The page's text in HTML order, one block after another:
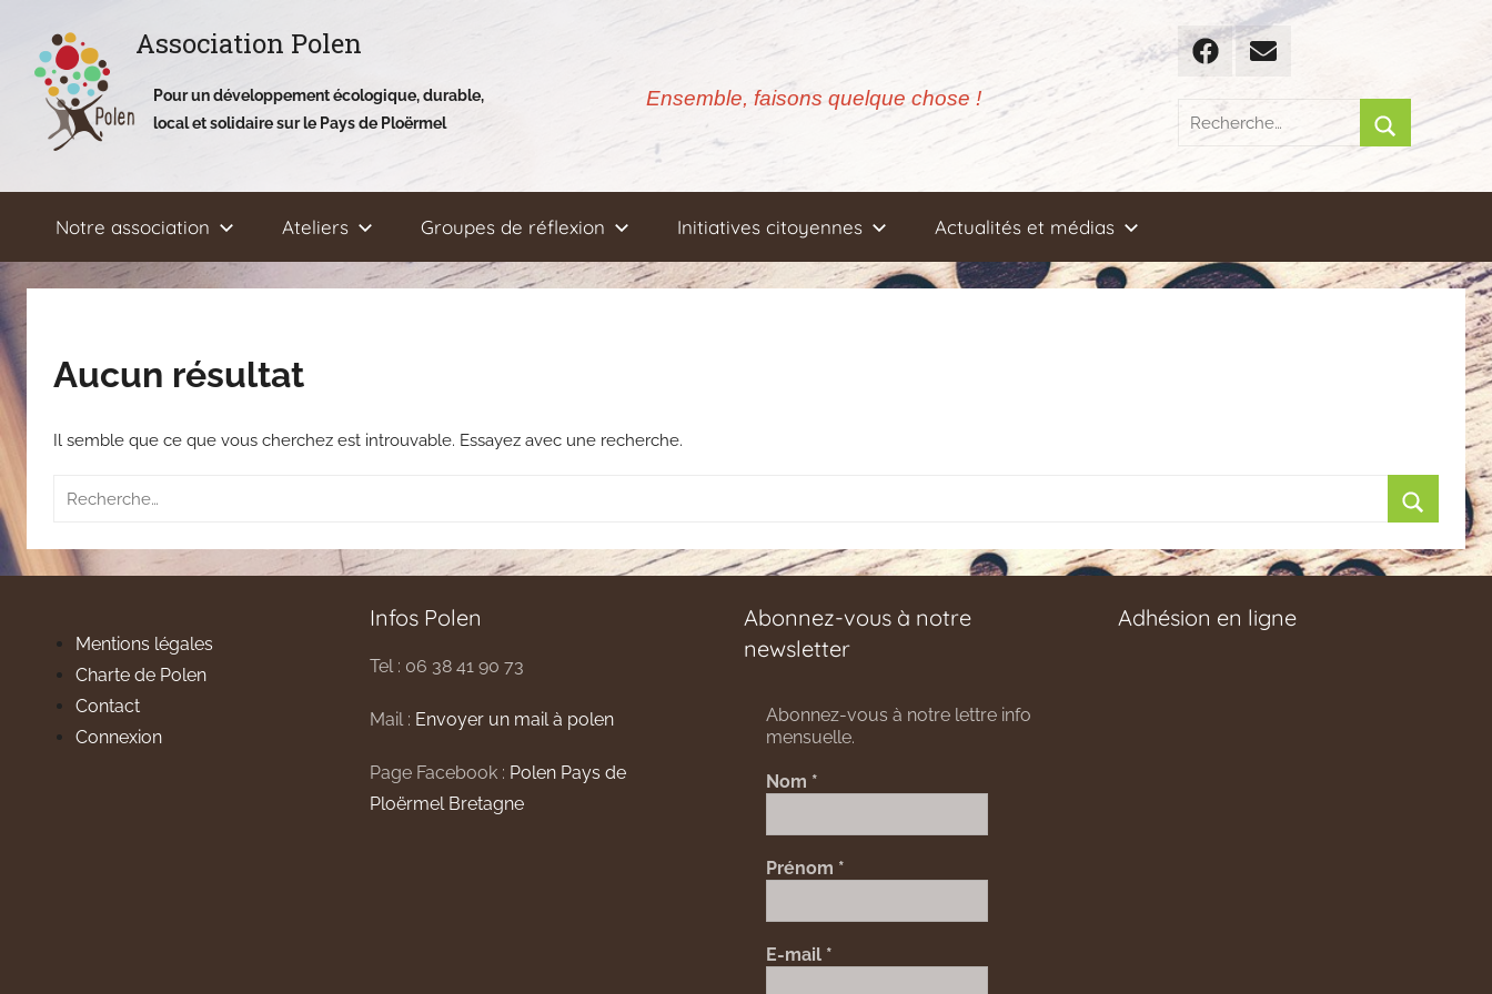
contenu
Association Polen
Pour un développement écologique, durable,
local et solidaire sur le Pays de Ploërmel
Ensemble, faisons quelque chose !
FacebookEmail
Recherche
pour
Rechercher
Notre association Ateliers Groupes de réflexion Initiatives citoyennes Actualités et médias
Aucun résultat
Il semble que ce que vous cherchez est introuvable. Essayez avec une recherche.
Recherche
:
Mentions légales
Charte de Polen
Contact
Connexion
Infos Polen
Tel : 06 38 41 90 73
Mail : Envoyer un mail à polen
Page Facebook : Polen Pays de
Ploërmel Bretagne
Abonnez-vous à notre
newsletter
Abonnez-vous à notre lettre info
mensuelle.
Nom *
Prénom *
E-mail *
Adhésion en ligne